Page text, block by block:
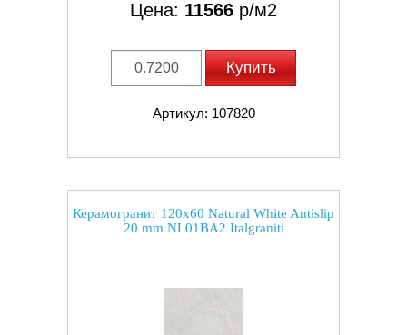
Цена: 11566 р/м2
Купить
Артикул: 107820
Керамогранит 120x60 Natural White Antislip
20 mm NL01BA2 Italgraniti